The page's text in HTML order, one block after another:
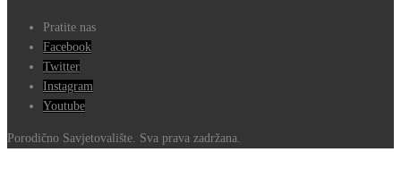
Pratite nas
Facebook
Twitter
Instagram
Youtube
Porodično Savjetovalište. Sva prava zadržana.